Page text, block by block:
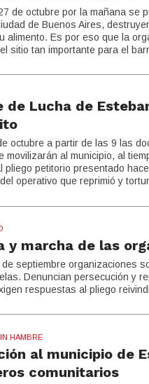
de octubre por la mañana se
de Buenos Aires,
alimento. Es por eso que la
sitio tan importante para el
de Lucha de
octubre a partir de las 9 las
movilizarán al municipio, al
pliego petitorio presentado
operativo que reprimió y
y marcha de las
septiembre organizaciones
Denuncian persecución y
respuestas al pliego
HAMBRE
al municipio de
comunitarios